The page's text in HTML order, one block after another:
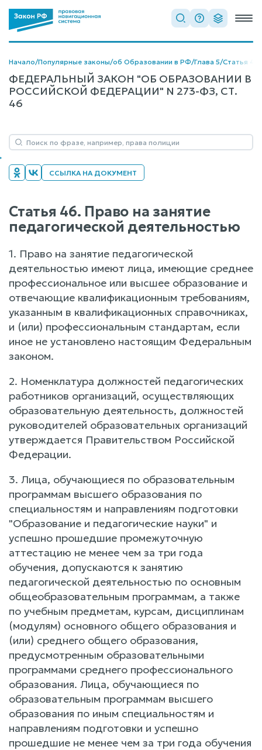
Начало/Популярные законы/об Образовании в РФ/Глава 5/Статья 46
ФЕДЕРАЛЬНЫЙ ЗАКОН "ОБ ОБРАЗОВАНИИ В
РОССИЙСКОЙ ФЕДЕРАЦИИ" N 273-ФЗ, СТ.
46
ССЫЛКА НА ДОКУМЕНТ
Статья 46. Право на занятие
педагогической деятельностью
1. Право на занятие педагогической
деятельностью имеют лица, имеющие среднее
профессиональное или высшее образование и
отвечающие квалификационным требованиям,
указанным в квалификационных справочниках,
и (или) профессиональным стандартам, если
иное не установлено настоящим Федеральным
законом.
2. Номенклатура должностей педагогических
работников организаций, осуществляющих
образовательную деятельность, должностей
руководителей образовательных организаций
утверждается Правительством Российской
Федерации.
3. Лица, обучающиеся по образовательным
программам высшего образования по
специальностям и направлениям подготовки
"Образование и педагогические науки" и
успешно прошедшие промежуточную
аттестацию не менее чем за три года
обучения, допускаются к занятию
педагогической деятельностью по основным
общеобразовательным программам, а также
по учебным предметам, курсам, дисциплинам
(модулям) основного общего образования и
(или) среднего общего образования,
предусмотренным образовательными
программами среднего профессионального
образования. Лица, обучающиеся по
образовательным программам высшего
образования по иным специальностям и
направлениям подготовки и успешно
прошедшие не менее чем за три года обучения